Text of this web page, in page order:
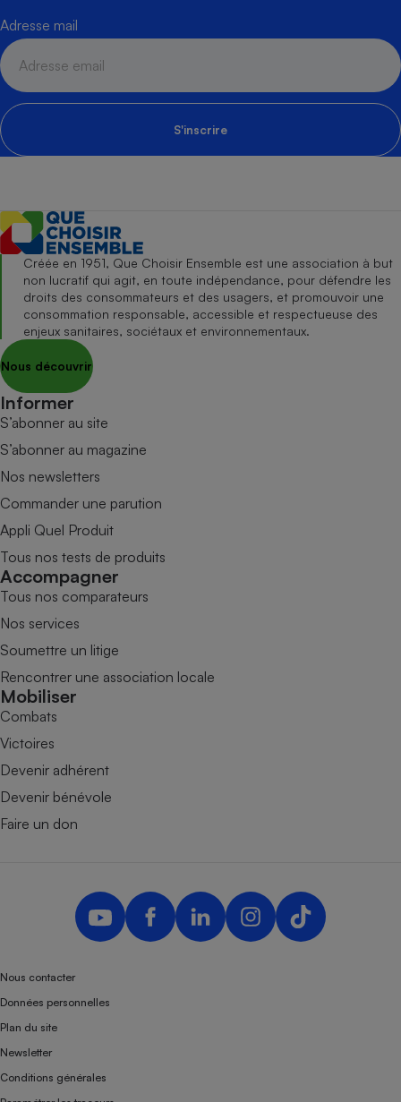
Adresse mail
S'inscrire
Créée en 1951, Que Choisir Ensemble est une association à but
non lucratif qui agit, en toute indépendance, pour défendre les
droits des consommateurs et des usagers, et promouvoir une
consommation responsable, accessible et respectueuse des
enjeux sanitaires, sociétaux et environnementaux.
Nous découvrir
Informer
S’abonner au site
S’abonner au magazine
Nos newsletters
Commander une parution
Appli Quel Produit
Tous nos tests de produits
Accompagner
Tous nos comparateurs
Nos services
Soumettre un litige
Rencontrer une association locale
Mobiliser
Combats
Victoires
Devenir adhérent
Devenir bénévole
Faire un don
Nous contacter
Données personnelles
Plan du site
Newsletter
Conditions générales